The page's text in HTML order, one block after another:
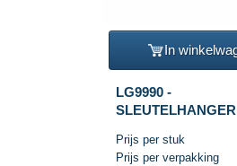
In
LG9990 -
SLEUTELHANGER
(48st.)
Prijs per stuk
Prijs per verpakking